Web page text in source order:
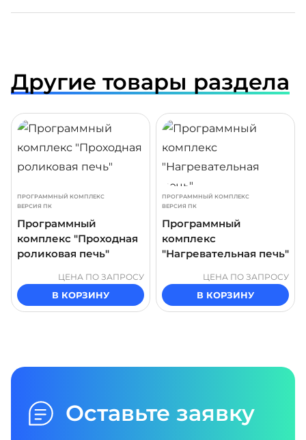
Другие товары раздела
ПРОГРАММНЫЙ КОМПЛЕКС
ВЕРСИЯ ПК
Программный
комплекс "Проходная
роликовая печь"
ЦЕНА ПО ЗАПРОСУ
В КОРЗИНУ
ПРОГРАММНЫЙ КОМПЛЕКС
ВЕРСИЯ ПК
Программный
комплекс
"Нагревательная печь"
ЦЕНА ПО ЗАПРОСУ
В КОРЗИНУ
ПОДРОБНЕЕ
Оставьте заявку